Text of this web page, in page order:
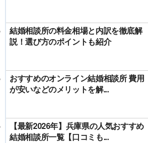
結婚相談所の料金相場と内訳を徹底解
説！選び方のポイントも紹介
おすすめのオンライン結婚相談所 費用
が安いなどのメリットを解...
【最新2026年】兵庫県の人気おすすめ
結婚相談所一覧【口コミも...